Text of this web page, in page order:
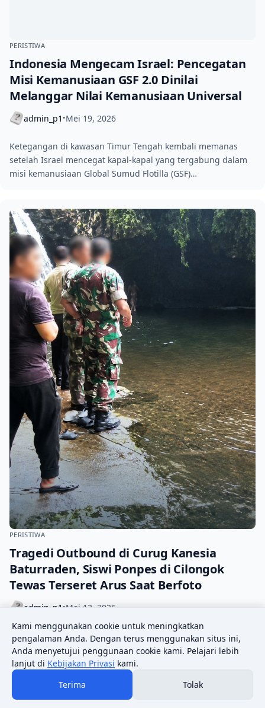
PERISTIWA
Indonesia Mengecam Israel: Pencegatan
Misi Kemanusiaan GSF 2.0 Dinilai
Melanggar Nilai Kemanusiaan Universal
admin_p1 •Mei 19, 2026
Ketegangan di kawasan Timur Tengah kembali memanas
setelah Israel mencegat kapal-kapal yang tergabung dalam
misi kemanusiaan Global Sumud Flotilla (GSF)…
PERISTIWA
Tragedi Outbound di Curug Kanesia
Baturraden, Siswi Ponpes di Cilongok
Tewas Terseret Arus Saat Berfoto
admin_p1 •Mei 13, 2026
BATURRADEN – Kegiatan outbound penutupan Dauroh Quran
yang diikuti rombongan siswa Pondok Pesantren Modern
ZISS Cilongok berujung duka. Seorang siswi…
Kami menggunakan cookie untuk meningkatkan
pengalaman Anda. Dengan terus menggunakan situs ini,
Anda menyetujui penggunaan cookie kami. Pelajari lebih
lanjut di Kebijakan Privasi kami.
Terima
Tolak